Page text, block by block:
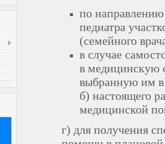
по направлению
педиатра
(семейного
в случае
в медицинскую
выбранную им в
б) настоящего
медицинской
г) для получения